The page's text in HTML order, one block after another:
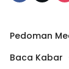
Pedoman
Baca Kabar